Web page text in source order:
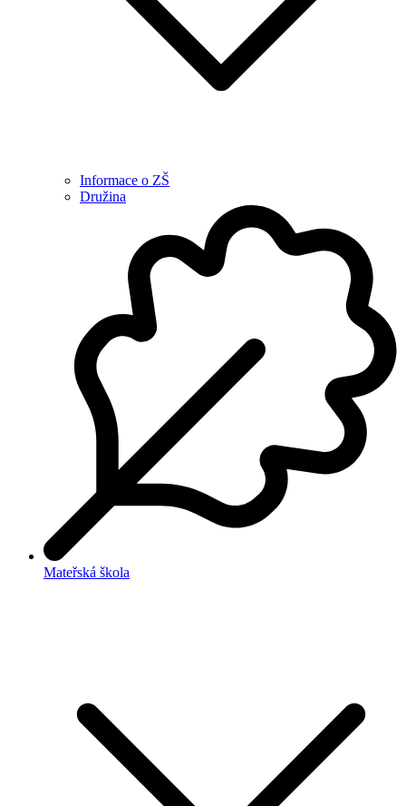
Informace o ZŠ
Družina
Mateřská škola